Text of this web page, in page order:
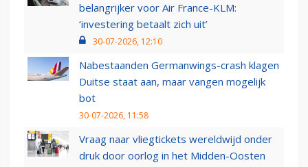
belangrijker voor Air France-KLM:
‘investering betaalt zich uit’
30-07-2026, 12:10
Nabestaanden Germanwings-crash klagen
Duitse staat aan, maar vangen mogelijk
bot
30-07-2026, 11:58
Vraag naar vliegtickets wereldwijd onder
druk door oorlog in het Midden-Oosten